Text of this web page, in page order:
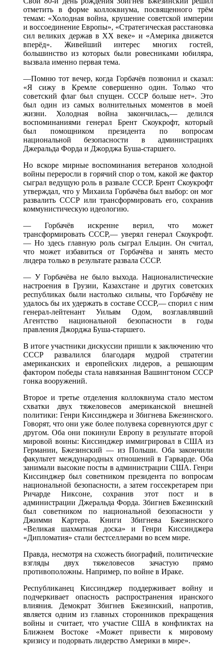
отметить в форме коллоквиума, посвященного трём
темам: «Холодная война, крушение советской империи
и воссоединение Европы», «Стратегическая расстановка
сил великих держав в XX веке» и «Америка движется
вперёд». Живейший интерес многих гостей,
большинство из которых были ровесниками юбиляра,
вызвала именно первая тема.
—Помню тот вечер, когда Горбачёв позвонил и сказал:
«Я сижу
в Кремлесовершенно один. Толькочто
советский флаг был спущен. СССР больше нет». Это
был один из самыхволнительных моментов в моей
жизни. Холодная война закончилась,— делился
воспоминаниями генерал Брент Скоукрофт, который
был помощником президента по вопросам
национальной безопасности в администрациях
Джеральда Форда и Джорджа Буша-старшего.
Но вскоремирные воспоминания ветеранов холодной
войны перерослив горячий споро том, какой жефактор
сыграл ведущую рольв развалеСССР. Брент Скоукрофт
утверждал, что у Михаила Горбачёва был выбор: он мог
развалить СССР или трансформировать его, сохранив
коммунистическую идеологию.
— Горбачёв искренне верил, что может
трансформировать СССР,— уверял генерал Скоукрофт.
—Но здесь главную роль сыграл Ельцин. Он считал,
что может избавиться от Горбачёва и занять место
лидера только в результате развала СССР.
— У Горбачёва не быловыхода. Националистические
настроения в Грузии, Казахстане и других советских
республиках были настолько сильны, что Горбачёву не
удалось бы их удержатьв составеСССР,— спорил с ним
генерал-лейтенант Уильям Одом, возглавлявший
Агентство национальной безопасностив годы
правления Джорджа Буша-старшего.
В итоге участники дискуссии пришли к заключению что
СССР развалился благодаря мудрой стратегии
американских и европейскихлидеров,а решающим
фактором победы стала навязанная Вашингтоном СССР
гонка вооружений.
Второе и третье отделения коллоквиума стало местом
схватки двух тяжеловесов американской внешней
политики: Генри Киссинджера и Збигнева Бжезинского.
Говорят,что они уже более полувека соревнуются друг с
другом. Оба они покинули Европу в результате второй
мировой воины: Киссинджер иммигрировал в США из
Германии, Бжезинский — из Польши. Оба закончили
факультет международных отношенийв Гарварде. Оба
занимали высокие посты в администрации США. Генри
Киссинджер был советником президента по вопросам
национальной безопасности, а затем госсекретаремпри
Ричарде Никсоне, сохранив этот пости в
администрации Джеральда Форда. Збигнев Бжезинский
был советником по национальной безопасностиу
Джимми Картера. Книги Збигнева Бжезинского
«Великая шахматная доска»и Генри Киссинджера
«Дипломатия» стали бестселлерами во всем мире.
Правда, несмотряна схожестьбиографий, политические
взгляды двух тяжеловесов зачастую прямо
противоположны. Например, по войне в Ираке.
Республиканец Киссинджер поддерживает войну и
подчеркивает опасность распространения иранского
влияния. Демократ Збигнев Бжезинский, напротив,
является одним из главных сторонников прекращения
войны и считает, что участиеСШАв конфликтах на
Ближнем Востоке «Может привести к мировому
кризису и подорвать лидерство Америки в мире».